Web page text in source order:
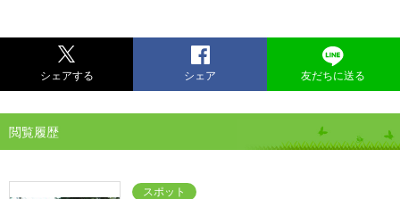
シェアする シェア 友だちに送る
閲覧履歴